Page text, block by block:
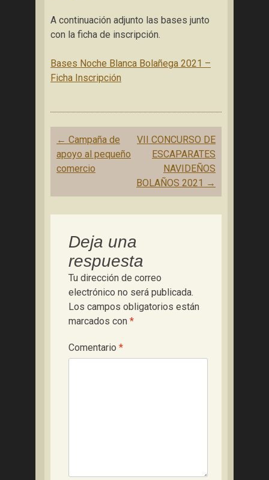
A continuación adjunto las bases junto
con la ficha de inscripción.
Bases Noche Blanca Bolañega 2021 –
Ficha Inscripción
Navegación
de
entradas
← Campaña de
apoyo al pequeño
comercio
VII CONCURSO DE
ESCAPARATES
NAVIDEÑOS
BOLAÑOS 2021 →
Deja una
respuesta
Tu dirección de correo
electrónico no será publicada.
Los campos obligatorios están
marcados con *
Comentario *